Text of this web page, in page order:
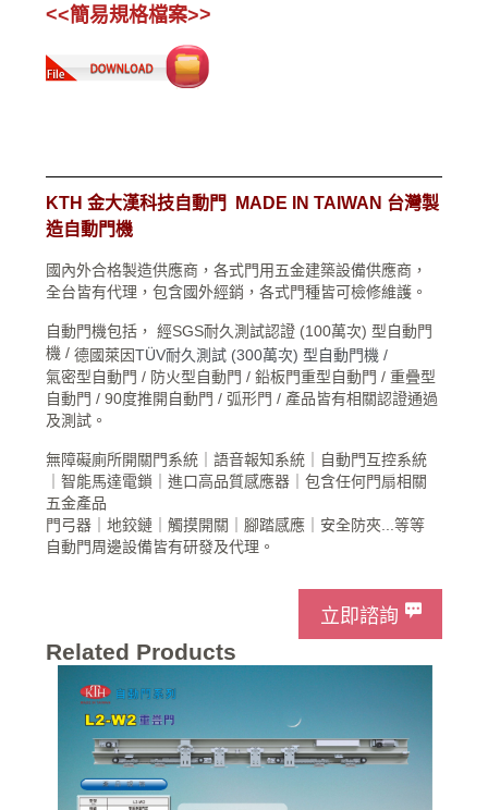
<<簡易規格檔案>>
KTH 金大漢科技自動門 MADE IN TAIWAN 台灣製
造自動門機
國內外合格製造供應商，各式門用五金建築設備供應商，
全台皆有代理，包含國外經銷，各式門種皆可檢修維護。
自動門機包括， 經SGS耐久測試認證 (100萬次) 型自動門
機 /德國萊因TÜV耐久測試 (300萬次) 型自動門機 /
氣密型自動門 / 防火型自動門 / 鉛板門重型自動門 / 重疊型
自動門 / 90度推開自動門 / 弧形門 / 產品皆有相關認證通過
及測試。
無障礙廁所開關門系統｜語音報知系統｜自動門互控系統
｜智能馬達電鎖｜​進口高品質感應器｜包含任何門扇相關
五金產品
門弓器｜地鉸鏈｜觸摸開關｜腳踏感應｜安全防夾...等等
自動門周邊設備皆有研發及代理。
立即諮詢
Related Products